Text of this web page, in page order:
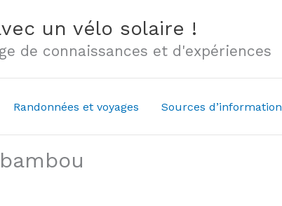
un vélo solaire !
de connaissances et d'expériences
Randonnées et voyages Sources d’information